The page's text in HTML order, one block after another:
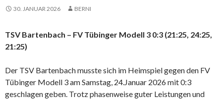
30. JANUAR 2026 BERNI
TSV Bartenbach – FV Tübinger Modell 3 0:3 (21:25, 24:25,
21:25)
Der TSV Bartenbach musste sich im Heimspiel gegen den FV
Tübinger Modell 3 am Samstag, 24.Januar 2026 mit 0:3
geschlagen geben. Trotz phasenweise guter Leistungen und